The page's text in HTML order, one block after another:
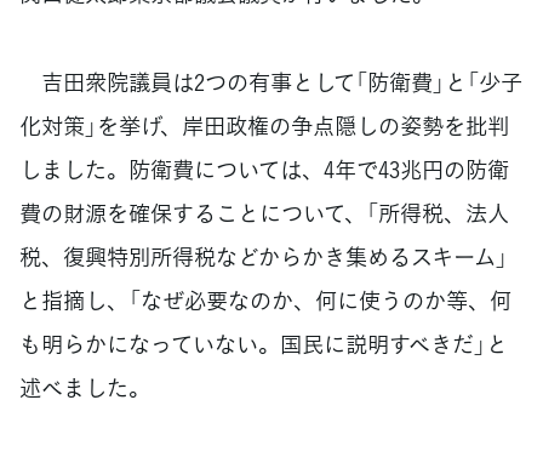
吉田衆院議員は2つの有事として「防衛費」と「少子
化対策」を挙げ、岸田政権の争点隠しの姿勢を批判
しました。防衛費については、4年で43兆円の防衛
費の財源を確保することについて、「所得税、法人
税、復興特別所得税などからかき集めるスキーム」
と指摘し、「なぜ必要なのか、何に使うのか等、何
も明らかになっていない。国民に説明すべきだ」と
述べました。